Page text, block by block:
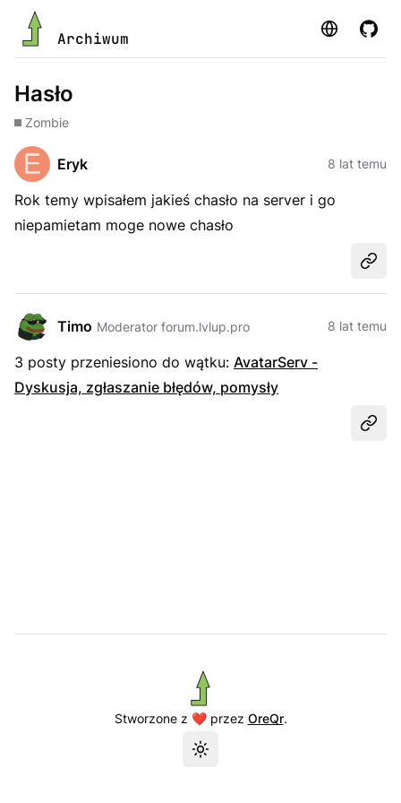
Archiwum Strona
Hasło
Zombie
Eryk 8 lat temu
Rok temy wpisałem jakieś chasło na server i go
niepamietam moge nowe chasło
Timo Moderator forum.lvlup.pro 8 lat temu
3 posty przeniesiono do wątku: AvatarServ -
Dyskusja, zgłaszanie błędów, pomysły
Stworzone z ❤️ przez OreQr.
Przełącz motyw